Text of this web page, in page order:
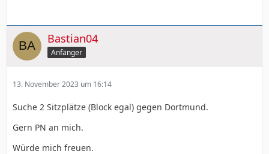
Bastian04
Anfänger
13. November 2023 um 16:14
Suche 2 Sitzplätze (Block egal) gegen Dortmund.
Gern PN an mich.
Würde mich freuen.